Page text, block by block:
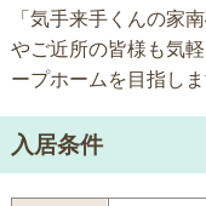
「気手来手くんの家
やご近所の皆様も気
ープホームを目指しま
入居条件